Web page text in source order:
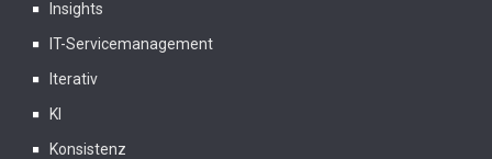
Insights
IT-Servicemanagement
Iterativ
KI
Konsistenz